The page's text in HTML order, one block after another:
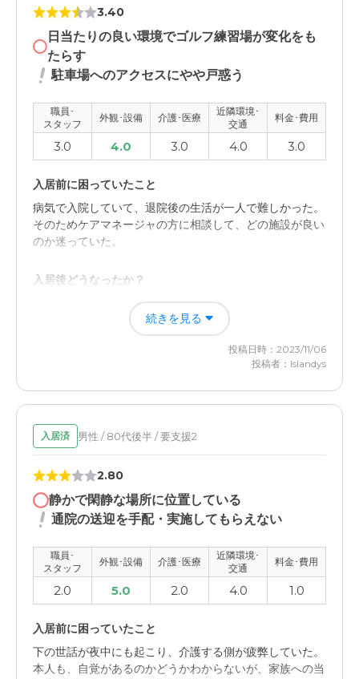
分からないことが多い介護だったが、スタッフさん達の対
応のお陰で満足の行く介護ができた。
外観・内装・居室・設備について
移動は大変だと感じました。
介護医療サービスについて
ん達の対応により、何とか介護をすることができた。
近隣環境や交通アクセスについて
自宅から徒歩で行ける立地だったので、緊急の呼び出しで
サービスや対応が良かったため、料金としては高い印象が
強かったです。人件費を考えると妥当かもしれません。
3.40
日当たりの良い環境でゴルフ練習場が変化をも
たらす
駐車場へのアクセスにやや戸惑う
職員･
スタッフ
外観･設備 介護･医療
近隣環境･
交通
料金･費用
3.0 4.0 3.0 4.0 3.0
入居前に困っていたこと
病気で入院していて、退院後の生活が一人で難しかった。
そのためケアマネージャの方に相談して、どの施設が良い
のか迷っていた。
入居後どうなったか？
本人が入院中との環境の変化に対応することが難しく、入
居中にいろいろとトラブルを起こして、その対応で、施設
のスタッフが戸惑っていた。
た
職員・スタッフ・他入居者の雰囲気について
スタッフに大変世話になったが、なかなか目の届かないと
ころもあって、入居者はかならずしも満足をしていなかっ
た
外観・内装・居室・設備について
日当たりの良い環境にあって、隣にゴルフの打ちっ放しが
あったが、それが邪魔にならずに、変化をもたらしてくれ
た
介護医療サービスについて
続きを見る
投稿日時：2023/11/06
投稿者：Islandys
入居済 男性 / 80代後半 / 要支援2
2.80
静かで閑静な場所に位置している
通院の送迎を手配・実施してもらえない
職員･
スタッフ
外観･設備 介護･医療
近隣環境･
交通
料金･費用
2.0 5.0 2.0 4.0 1.0
入居前に困っていたこと
下の世話が夜中にも起こり、介護する側が疲弊していた。
本人も、自覚があるのかどうかわからないが、家族への当